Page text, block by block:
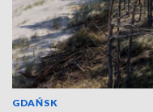
GDAŃSK